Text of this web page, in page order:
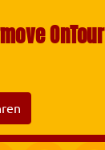
OnTour